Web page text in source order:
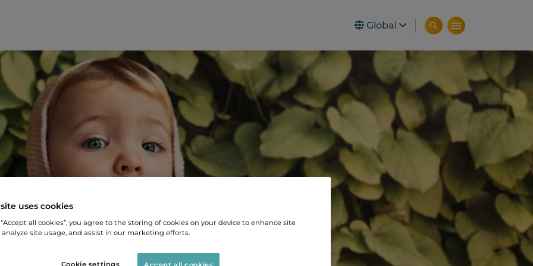
Global
uses cookies
all cookies”, you agree to the storing of cookies on your device to enhance site
analyze site usage, and assist in our marketing efforts.
Cookie settings